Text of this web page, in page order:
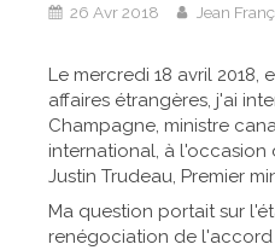
26 Avr 2018 Jean
Le mercredi 18 avril 2018,
affaires étrangères, j'ai
Champagne, ministre
international, à l'occasion
Justin Trudeau, Premier
Ma question portait sur
renégociation de l'accord